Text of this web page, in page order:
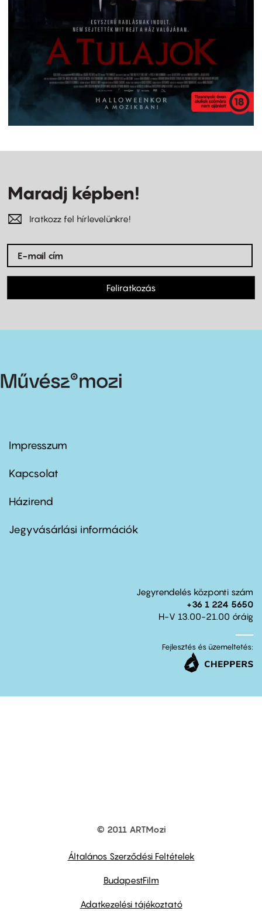
Maradj képben!
Iratkozz fel hírlevelünkre!
Feliratkozás
Footer
first
Impresszum
Kapcsolat
Footer
second
Házirend
Jegyvásárlási információk
Jegyrendelés központi szám
+36 1 224 5650
H-V 13.00-21.00 óráig
Fejlesztés és üzemeltetés:
© 2011 ARTMozi
Általános Szerződési Feltételek
BudapestFilm
Adatkezelési tájékoztató